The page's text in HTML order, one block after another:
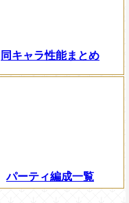
同キャラ性能まとめ
パーティ編成一覧